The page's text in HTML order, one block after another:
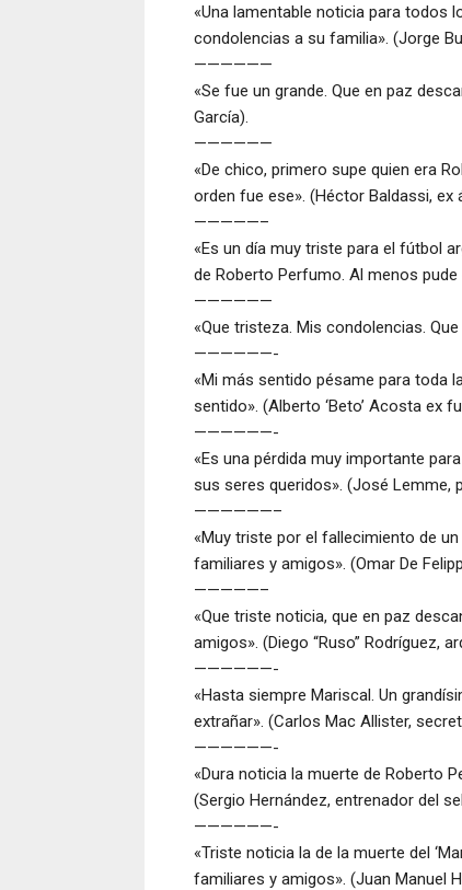
«Una lamentable noticia para todos
condolencias a su familia». (Jorge
——————
«Se fue un grande. Que en paz
García).
——————
«De chico, primero supe quien era
orden fue ese». (Héctor Baldassi,
—————–
«Es un día muy triste para el fútbol
de Roberto Perfumo. Al menos
——————
«Que tristeza. Mis condolencias.
——————-
«Mi más sentido pésame para toda
sentido». (Alberto ‘Beto’ Acosta ex
——————-
«Es una pérdida muy importante
sus seres queridos». (José Lemme,
——————–
«Muy triste por el fallecimiento de
familiares y amigos». (Omar De
—————–
«Que triste noticia, que en paz
amigos». (Diego “Ruso” Rodríguez,
——————-
«Hasta siempre Mariscal. Un
extrañar». (Carlos Mac Allister,
——————-
«Dura noticia la muerte de Roberto
(Sergio Hernández, entrenador del
——————-
«Triste noticia la de la muerte del
familiares y amigos». (Juan Manuel